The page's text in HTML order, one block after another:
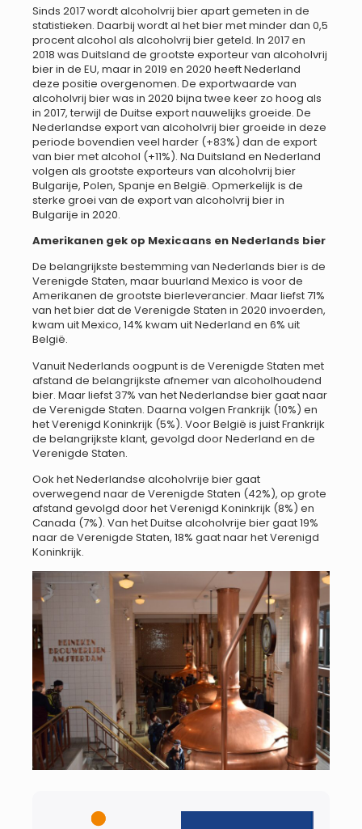
Sinds 2017 wordt alcoholvrij bier apart gemeten in de
statistieken. Daarbij wordt al het bier met minder dan 0,5
procent alcohol als alcoholvrij bier geteld. In 2017 en
2018 was Duitsland de grootste exporteur van alcoholvrij
bier in de EU, maar in 2019 en 2020 heeft Nederland
deze positie overgenomen. De exportwaarde van
alcoholvrij bier was in 2020 bijna twee keer zo hoog als
in 2017, terwijl de Duitse export nauwelijks groeide. De
Nederlandse export van alcoholvrij bier groeide in deze
periode bovendien veel harder (+83%) dan de export
van bier met alcohol (+11%). Na Duitsland en Nederland
volgen als grootste exporteurs van alcoholvrij bier
Bulgarije, Polen, Spanje en België. Opmerkelijk is de
sterke groei van de export van alcoholvrij bier in
Bulgarije in 2020.
Amerikanen gek op Mexicaans en Nederlands bier
De belangrijkste bestemming van Nederlands bier is de
Verenigde Staten, maar buurland Mexico is voor de
Amerikanen de grootste bierleverancier. Maar liefst 71%
van het bier dat de Verenigde Staten in 2020 invoerden,
kwam uit Mexico, 14% kwam uit Nederland en 6% uit
België.
Vanuit Nederlands oogpunt is de Verenigde Staten met
afstand de belangrijkste afnemer van alcoholhoudend
bier. Maar liefst 37% van het Nederlandse bier gaat naar
de Verenigde Staten. Daarna volgen Frankrijk (10%) en
het Verenigd Koninkrijk (5%). Voor België is juist Frankrijk
de belangrijkste klant, gevolgd door Nederland en de
Verenigde Staten.
Ook het Nederlandse alcoholvrije bier gaat
overwegend naar de Verenigde Staten (42%), op grote
afstand gevolgd door het Verenigd Koninkrijk (8%) en
Canada (7%). Van het Duitse alcoholvrije bier gaat 19%
naar de Verenigde Staten, 18% gaat naar het Verenigd
Koninkrijk.